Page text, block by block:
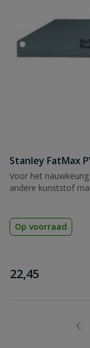
Stanley FatMax
Voor het
andere kunststof
Op voorraad
€
22,45